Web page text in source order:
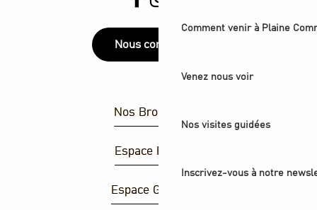
Comment venir à Plaine
Venez nous voir
Nos visites guidées
Inscrivez-vous à notre
Nous contacter
Nos Brochures
Espace Presse
Espace Groupes